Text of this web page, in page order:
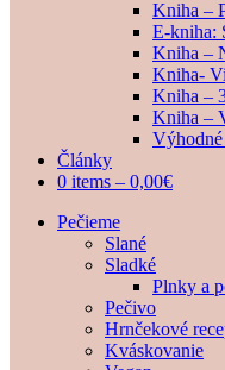
Kniha –
E-kniha:
Kniha –
Kniha-
Kniha –
Kniha –
Výhodné
Články
0 items – 0,00€
Pečieme
Slané
Sladké
Plnky a
Pečivo
Hrnčekové
Kváskovanie